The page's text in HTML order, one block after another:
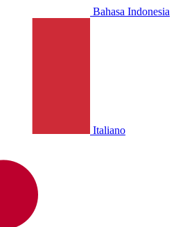
Bahasa Indonesia
Italiano